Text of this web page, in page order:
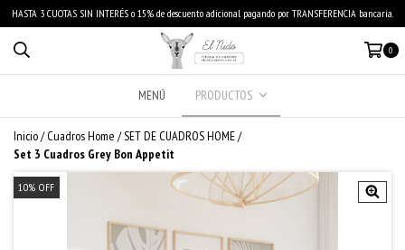
HASTA 3 CUOTAS SIN INTERÉS o 15% de descuento adicional pagando por TRANSFERENCIA bancaria.
0
MENÚ PRODUCTOS
Inicio/ Cuadros Home /SET DE CUADROS HOME/
Set 3 Cuadros Grey Bon Appetit
10% OFF